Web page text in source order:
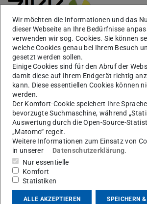
Doppeldiplom École Centrale de
sieht der Alltag aus.
Interviews mit Studierenden
Mehr erfahren
Semesterkurse
Das Kursprogramm des ZIKK
aktuellen
Vorlesungsverzeichnis.
Wir möchten die Informationen und das
dieser Webseite an Ihre Bedürfnisse
verwenden wir sog. Cookies. Sie können
welche Cookies genau bei Ihrem Besuch
gesetzt werden sollen.
Einige Cookies sind für den Abruf der
damit diese auf Ihrem Endgerät richtig
kann. Diese essentiellen Cookies können
werden.
Der Komfort-Cookie speichert Ihre
bevorzugte Suchmaschine, während
Auswertung durch die Open-Source-
„Matomo“ regelt.
Weitere Informationen zum Einsatz von
in unserer
Datenschutzerklärung.
Nur essentielle
Komfort
Statistiken
ALLE AKZEPTIEREN SPEICHERN